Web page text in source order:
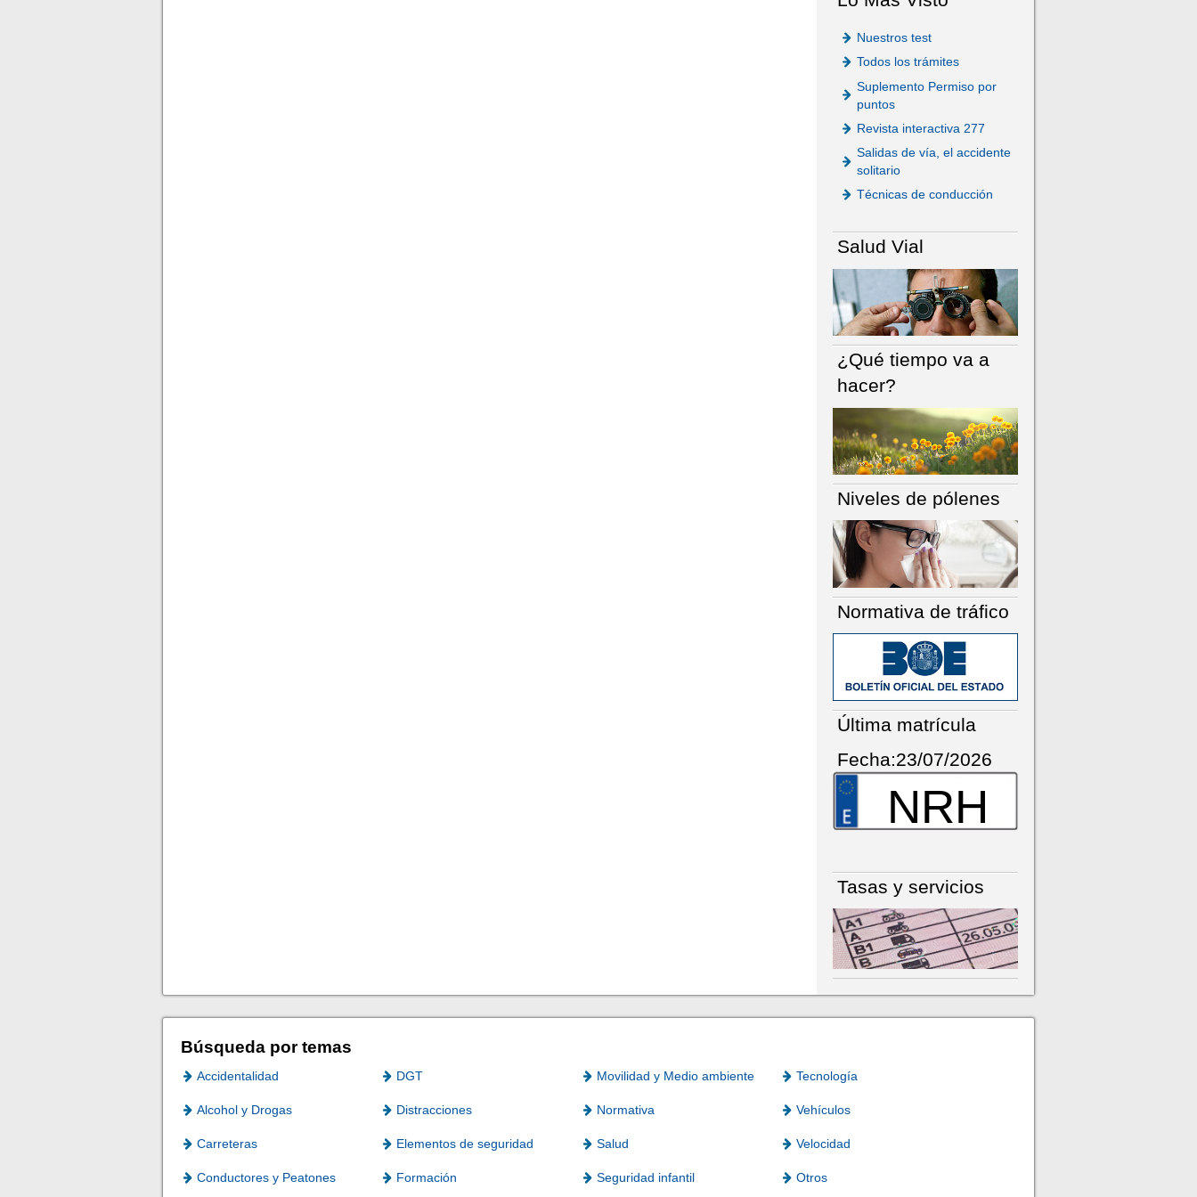
Nuestros test
Todos los trámites
Suplemento Permiso por
puntos
Revista interactiva 277
Salidas de vía, el accidente
solitario
Técnicas de conducción
Salud Vial
¿Qué tiempo va a
hacer?
Niveles de pólenes
Normativa de tráfico
Última matrícula
Fecha:23/07/2026
NRH
Tasas y servicios
Búsqueda por temas
Accidentalidad DGT Movilidad y Medio ambiente Tecnología
Alcohol y Drogas Distracciones Normativa Vehículos
Carreteras Elementos de seguridad Salud Velocidad
Conductores y Peatones Formación Seguridad infantil Otros